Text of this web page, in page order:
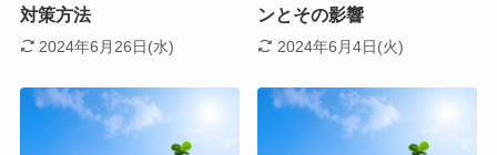
対策方法
2024年6月26日(水)
ンとその影響
2024年6月4日(火)